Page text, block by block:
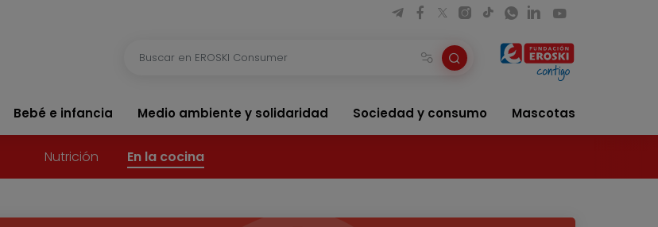
Bebé e infancia Medio ambiente y solidaridad Sociedad y consumo Mascotas
Nutrición En la cocina